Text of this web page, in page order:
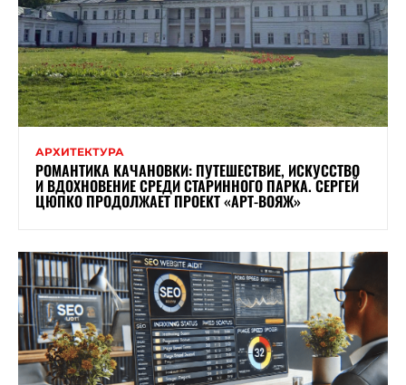
АРХИТЕКТУРА
РОМАНТИКА КАЧАНОВКИ: ПУТЕШЕСТВИЕ, ИСКУССТВО
И ВДОХНОВЕНИЕ СРЕДИ СТАРИННОГО ПАРКА. СЕРГЕЙ
ЦЮПКО ПРОДОЛЖАЕТ ПРОЕКТ «АРТ-ВОЯЖ»